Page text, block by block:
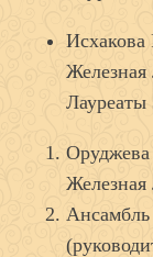
Исхакова
Лауреаты
Оруджева
Ансамбль